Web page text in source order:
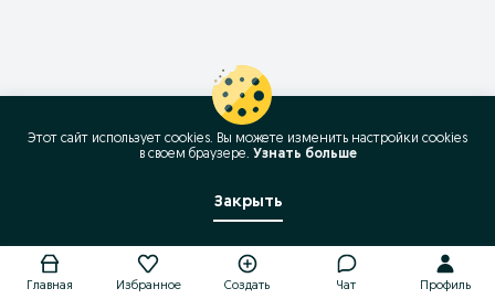
Главная Избранное Создать Чат Профиль
Этот сайт использует cookies. Вы можете изменить настройки cookies
в своeм браузере. Узнать больше
Закрыть